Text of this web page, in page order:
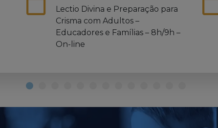
Lectio Divina e Preparação para
Crisma com Adultos –
Educadores e Famílias – 8h/9h –
On-line